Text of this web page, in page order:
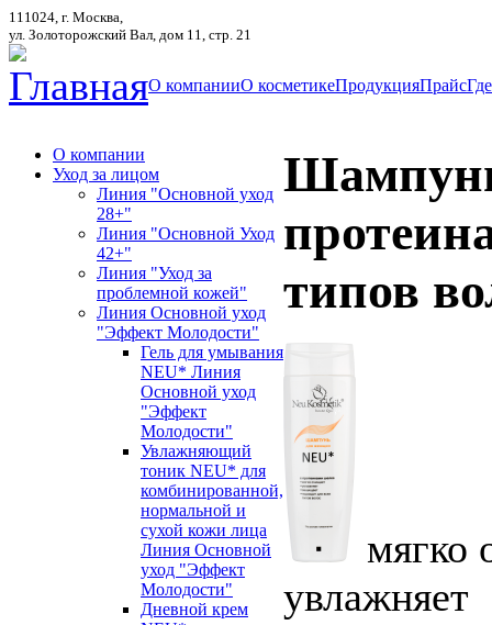
111024, г. Москва,
ул. Золоторожский Вал, дом 11, стр. 21
ГлавнаяО компанииО косметикеПродукцияПрайс
О компании
Уход за лицом
Линия "Основной уход
28+"
Линия "Основной Уход
42+"
Линия "Уход за
проблемной кожей"
Линия Основной уход
"Эффект Молодости"
Гель для умывания
NEU* Линия
Основной уход
"Эффект
Молодости"
Увлажняющий
тоник NEU* для
комбинированной,
нормальной и
сухой кожи лица
Линия Основной
уход "Эффект
Молодости"
Дневной крем
типов
мягко
увлажняет